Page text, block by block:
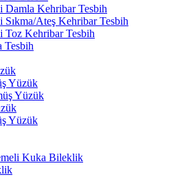
Damla Kehribar Tesbih
Sıkma/Ateş Kehribar Tesbih
Toz Kehribar Tesbih
Tesbih
Yüzük
Yüzük
Yüzük
Kuka Bileklik